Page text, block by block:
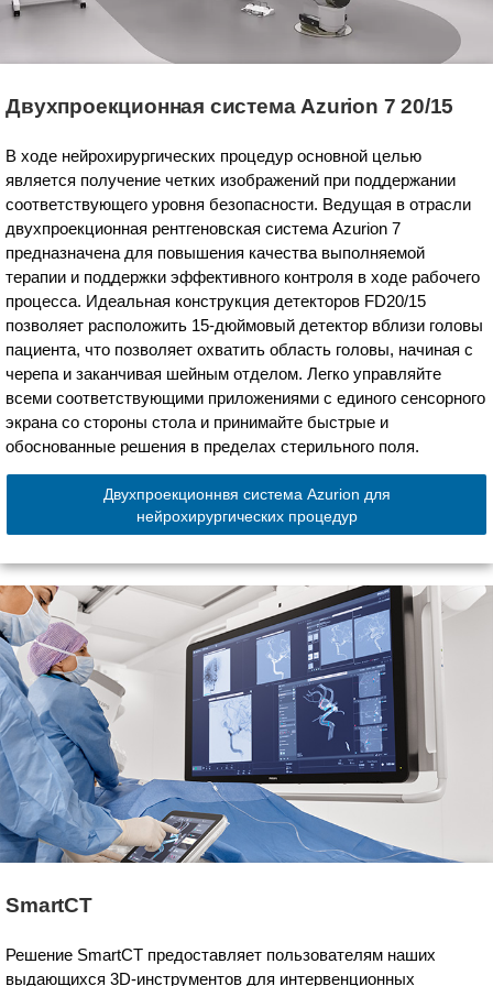
Двухпроекционная система Azurion 7 20/15
В ходе нейрохирургических процедур основной целью
является получение четких изображений при поддержании
соответствующего уровня безопасности. Ведущая в отрасли
двухпроекционная рентгеновская система Azurion 7
предназначена для повышения качества выполняемой
терапии и поддержки эффективного контроля в ходе рабочего
процесса. Идеальная конструкция детекторов FD20/15
позволяет расположить 15-дюймовый детектор вблизи головы
пациента, что позволяет охватить область головы, начиная с
черепа и заканчивая шейным отделом. Легко управляйте
всеми соответствующими приложениями с единого сенсорного
экрана со стороны стола и принимайте быстрые и
обоснованные решения в пределах стерильного поля.
Двухпроекционнвя система Azurion для
нейрохирургических процедур
SmartCT
Решение SmartCT предоставляет пользователям наших
выдающихся 3D-инструментов для интервенционных